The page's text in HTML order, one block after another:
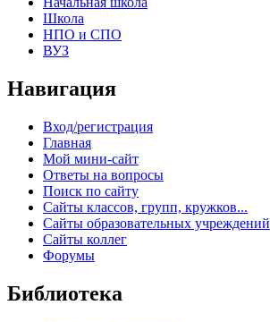
Школа
НПО и СПО
ВУЗ
Навигация
Вход/регистрация
Главная
Мой мини-сайт
Ответы на вопросы
Поиск по сайту
Сайты классов, групп, кружков...
Сайты образовательных учреждений
Сайты коллег
Форумы
Библиотека